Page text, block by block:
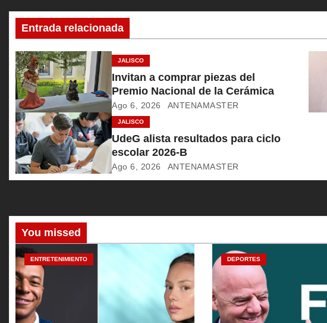
c
i
ó
n
d
e
e
n
t
r
a
d
a
Entrada relacionada
JALISCO
Invitan a comprar piezas del
Premio Nacional de la Cerámica
Ago 6, 2026 ANTENAMASTER
JALISCO
UdeG alista resultados para ciclo
escolar 2026-B
Ago 6, 2026 ANTENAMASTER
You missed
ENTRETENIMIENTO DEPORTES